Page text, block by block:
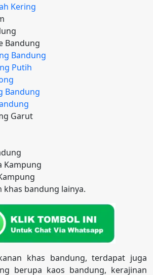
Kering
Bandung
Bandung
Putih
Bandung
Garut
Kampung
khas bandung lainya.
khas bandung, terdapat juga
berupa kaos bandung, kerajinan